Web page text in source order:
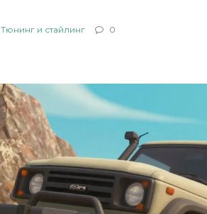
Тюнинг и стайлинг 0